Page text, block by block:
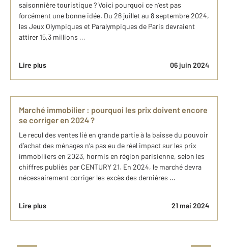
saisonnière touristique ? Voici pourquoi ce n’est pas
forcément une bonne idée. Du 26 juillet au 8 septembre 2024,
les Jeux Olympiques et Paralympiques de Paris devraient
attirer 15,3 millions ...
Lire plus 06 juin 2024
Marché immobilier : pourquoi les prix doivent encore
se corriger en 2024 ?
Le recul des ventes lié en grande partie à la baisse du pouvoir
d’achat des ménages n’a pas eu de réel impact sur les prix
immobiliers en 2023, hormis en région parisienne, selon les
chiffres publiés par CENTURY 21. En 2024, le marché devra
nécessairement corriger les excès des dernières ...
Lire plus 21 mai 2024